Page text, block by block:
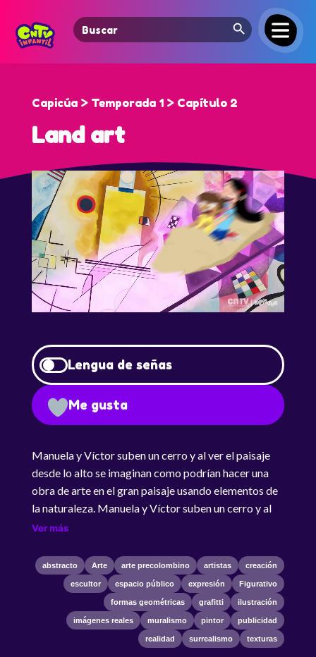
Search
for:
Search Button
Capicúa > Temporada 1 > Capítulo 2
Land art
Lengua de señas
Me gusta
Manuela y Víctor suben un cerro y al ver el paisaje
desde lo alto se imaginan como podrían hacer una
obra de arte en el gran paisaje usando elementos de
la naturaleza. Manuela y Víctor suben un cerro y al
ver el paisaje desde lo alto se imaginan como
usando elementos de la naturaleza. El programa
explica lo que es el Land Art, y para sus definiciones
utiliza obras de la historia del arte universal. Serie de
animación que muestra la amistad de dos
compañeros de una escuela rural y son muy curiosos
e inquietos por descubrir y aprender sobre el arte en
Ver más
abstracto Arte arte precolombino artistas creación
escultor espacio público expresión Figurativo
formas geométricas grafitti ilustración
imágenes reales muralismo pintor publicidad
realidad surrealismo texturas